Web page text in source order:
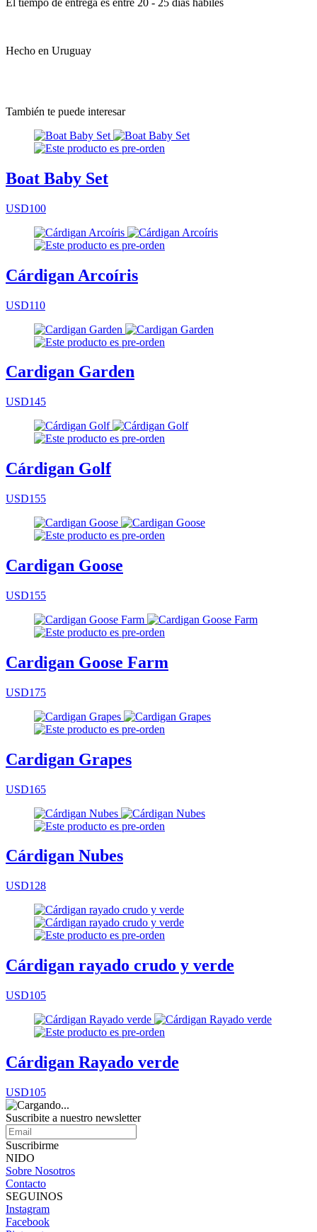
Hecho en Uruguay
También te puede interesar
Boat Baby Set
USD100
Cárdigan Arcoíris
USD110
Cardigan Garden
USD145
Cárdigan Golf
USD155
Cardigan Goose
USD155
Cardigan Goose Farm
USD175
Cardigan Grapes
USD165
Cárdigan Nubes
USD128
Cárdigan rayado crudo y verde
USD105
Cárdigan Rayado verde
USD105
Suscribite a nuestro newsletter
Suscribirme
NIDO
Sobre Nosotros
Contacto
SEGUINOS
Instagram
Facebook